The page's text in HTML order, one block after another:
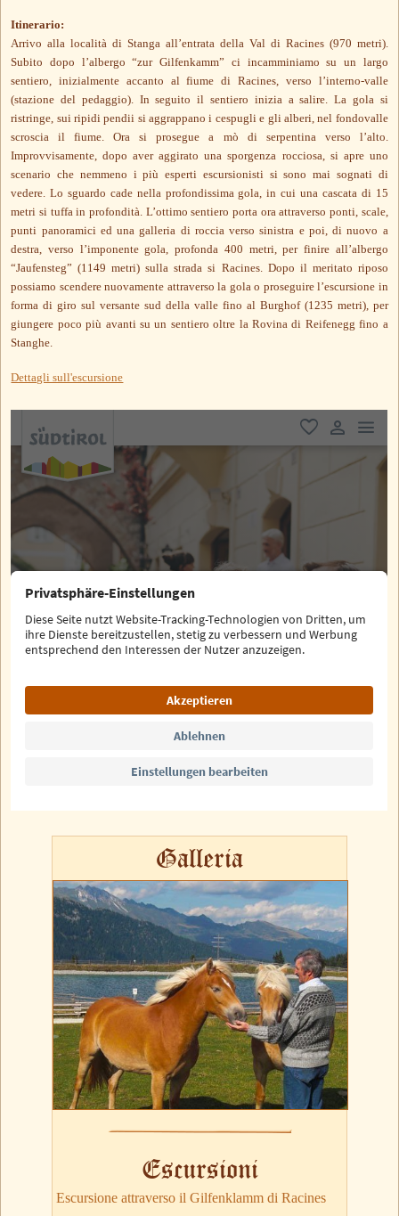
Itinerario:
Arrivo alla località di Stanga all’entrata della Val di Racines (970 metri).
Subito dopo l’albergo “zur Gilfenkamm” ci incamminiamo su un largo
sentiero, inizialmente accanto al fiume di Racines, verso l’interno-valle
(stazione del pedaggio). In seguito il sentiero inizia a salire. La gola si
ristringe, sui ripidi pendii si aggrappano i cespugli e gli alberi, nel fondovalle
scroscia il fiume. Ora si prosegue a mò di serpentina verso l’alto.
Improvvisamente, dopo aver aggirato una sporgenza rocciosa, si apre uno
scenario che nemmeno i più esperti escursionisti si sono mai sognati di
vedere. Lo sguardo cade nella profondissima gola, in cui una cascata di 15
metri si tuffa in profondità. L’ottimo sentiero porta ora attraverso ponti, scale,
punti panoramici ed una galleria di roccia verso sinistra e poi, di nuovo a
destra, verso l’imponente gola, profonda 400 metri, per finire all’albergo
“Jaufensteg” (1149 metri) sulla strada si Racines. Dopo il meritato riposo
possiamo scendere nuovamente attraverso la gola o proseguire l’escursione in
forma di giro sul versante sud della valle fino al Burghof (1235 metri), per
giungere poco più avanti su un sentiero oltre la Rovina di Reifenegg fino a
Stanghe
Dettagli sull'escursione
Galleria
Escursioni
Escursione attraverso il Gilfenklamm di Racines